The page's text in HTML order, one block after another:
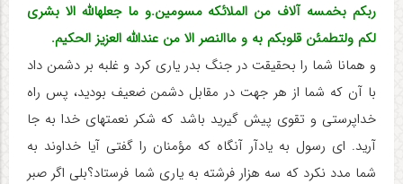
ربکم بخمسه آلاف من الملائکه مسومین.و ما جعله‏اللّه الا بشری
لکم ولتطمئن قلوبکم به و ماالنصر الا من عنداللّه العزیز الحکیم.
و همانا شما را بحقیقت در جنگ بدر یاری کرد و غلبه بر دشمن داد
با آن که شما از هر جهت در مقابل دشمن ضعیف بودید، پس راه
خداپرستی و تقوی پیش گیرید باشد که شکر نعمتهای خدا به جا
آرید. ای رسول به یادآر آن‏گاه که مؤمنان را گفتی آیا خداوند به
شما مدد نکرد که سه هزار فرشته به یاری شما فرستاد؟بلی اگر صبر